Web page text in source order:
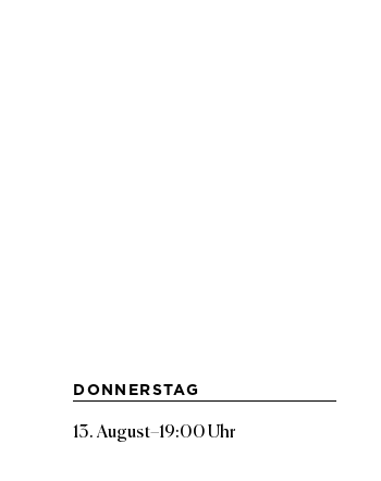
DONNERSTAG
13. August–19:00 Uhr